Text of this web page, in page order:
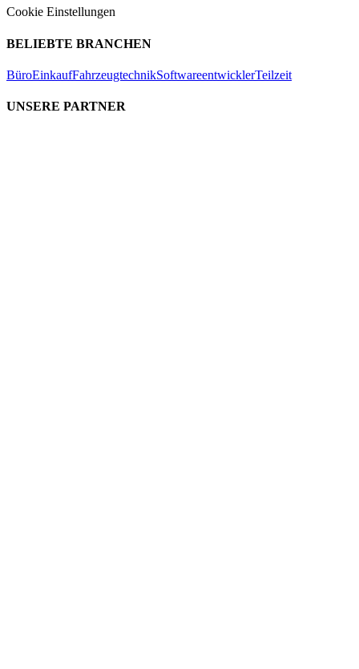
Cookie Einstellungen
BELIEBTE BRANCHEN
BüroEinkaufFahrzeugtechnikSoftwareentwicklerTeilzeit
UNSERE PARTNER